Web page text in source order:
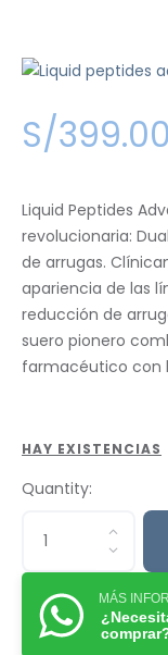
S/399.00
Liquid Peptides
revolucionaria:
de arrugas.
apariencia de las
reducción de
suero pionero
farmacéutico con
HAY EXISTENCIAS
Quantity:
MÁS